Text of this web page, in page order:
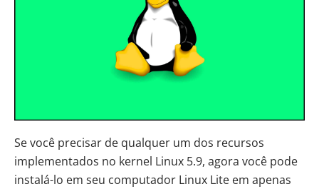
Se você precisar de qualquer um dos recursos
implementados no kernel Linux 5.9, agora você pode
instalá-lo em seu computador Linux Lite em apenas